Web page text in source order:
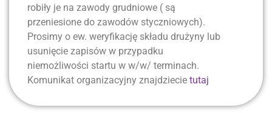
robiły je na zawody grudniowe ( są
przeniesione do zawodów styczniowych).
Prosimy o ew. weryfikację składu drużyny lub
usunięcie zapisów w przypadku
niemożliwości startu w w/w/ terminach.
Komunikat organizacyjny znajdziecie tutaj